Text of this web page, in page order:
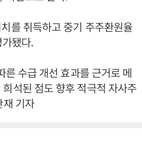
를 취득하고 중기 주주환원율
됐다.
수급 개선 효과를 근거로 메
석된 점도 향후 적극적 자사주
재 기자